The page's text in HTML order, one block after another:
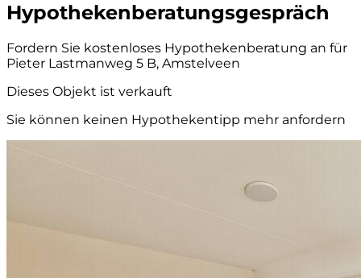
Hypothekenberatungsgespräch
Fordern Sie kostenloses Hypothekenberatung an für
Pieter Lastmanweg 5 B, Amstelveen
Dieses Objekt ist verkauft
Sie können keinen Hypothekentipp mehr anfordern